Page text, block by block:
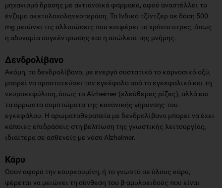
μηχανισμό δράσης με αντιανοϊκά φάρμακα, αφού αναστέλλει το
ένζυμο ακετυλοχοληνεστεράση. Το Ινδικό τζίντζερ σε δόση 500
mg μειώνει τις αλλοιώσεις που επιφέρει το χρόνιο στρες, όπως
η αδυναμία συγκέντρωσης και η απώλεια της μνήμης.
Δενδρολίβανο
Ακόμη, το δενδρολίβανο, με ενεργό συστατικό το καρνοσικό οξύ,
μπορεί να προστατεύσει τον εγκέφαλο από το εγκεφαλικό και τη
νευροεκφύλιση, όπως το Alzheimer (ελεύθερες ρίζες), αλλά και
τα άρρωστα συμπτώματα της κανονικής γήρανσης του
εγκεφάλου. Η αρωματοθεραπεία με δενδρολίβανο μπορεί να έχει
κάποιες επιδράσεις στη βελτίωση της γνωστικής λειτουργίας,
ιδιαίτερα σε ασθενείς με νόσο Alzheimer.
Κάρυ
Όσον αφορά την κουρκουμίνη, ή το γνωστό σε όλους κάρυ,
φέρεται να μειώνει τη σύνθεση του β-αμυλοειδούς που είναι